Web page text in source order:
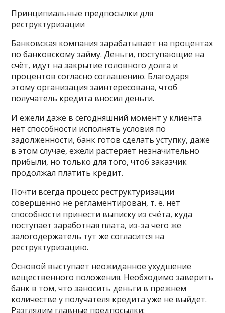
Принципиальные предпосылки для
реструктуризации
Банковская компания зарабатывает на процентах
по банковскому займу. Деньги, поступающие на
счёт, идут на закрытие головного долга и
процентов согласно соглашению. Благодаря
этому организация заинтересована, чтоб
получатель кредита вносил деньги.
И ежели даже в сегодняшний момент у клиента
нет способности исполнять условия по
задолженности, банк готов сделать уступку, даже
в этом случае, ежели растеряет незначительно
прибыли, но только для того, чтоб заказчик
продолжал платить кредит.
Почти всегда процесс реструктуризации
совершенно не регламентирован, т. е. нет
способности принести выписку из счёта, куда
поступает заработная плата, из-за чего же
залогодержатель тут же согласится на
реструктуризацию.
Основой выступает неожиданное ухудшение
вещественного положения. Необходимо заверить
банк в том, что заносить деньги в прежнем
количестве у получателя кредита уже не выйдет.
Разглядим главные предпосылки: